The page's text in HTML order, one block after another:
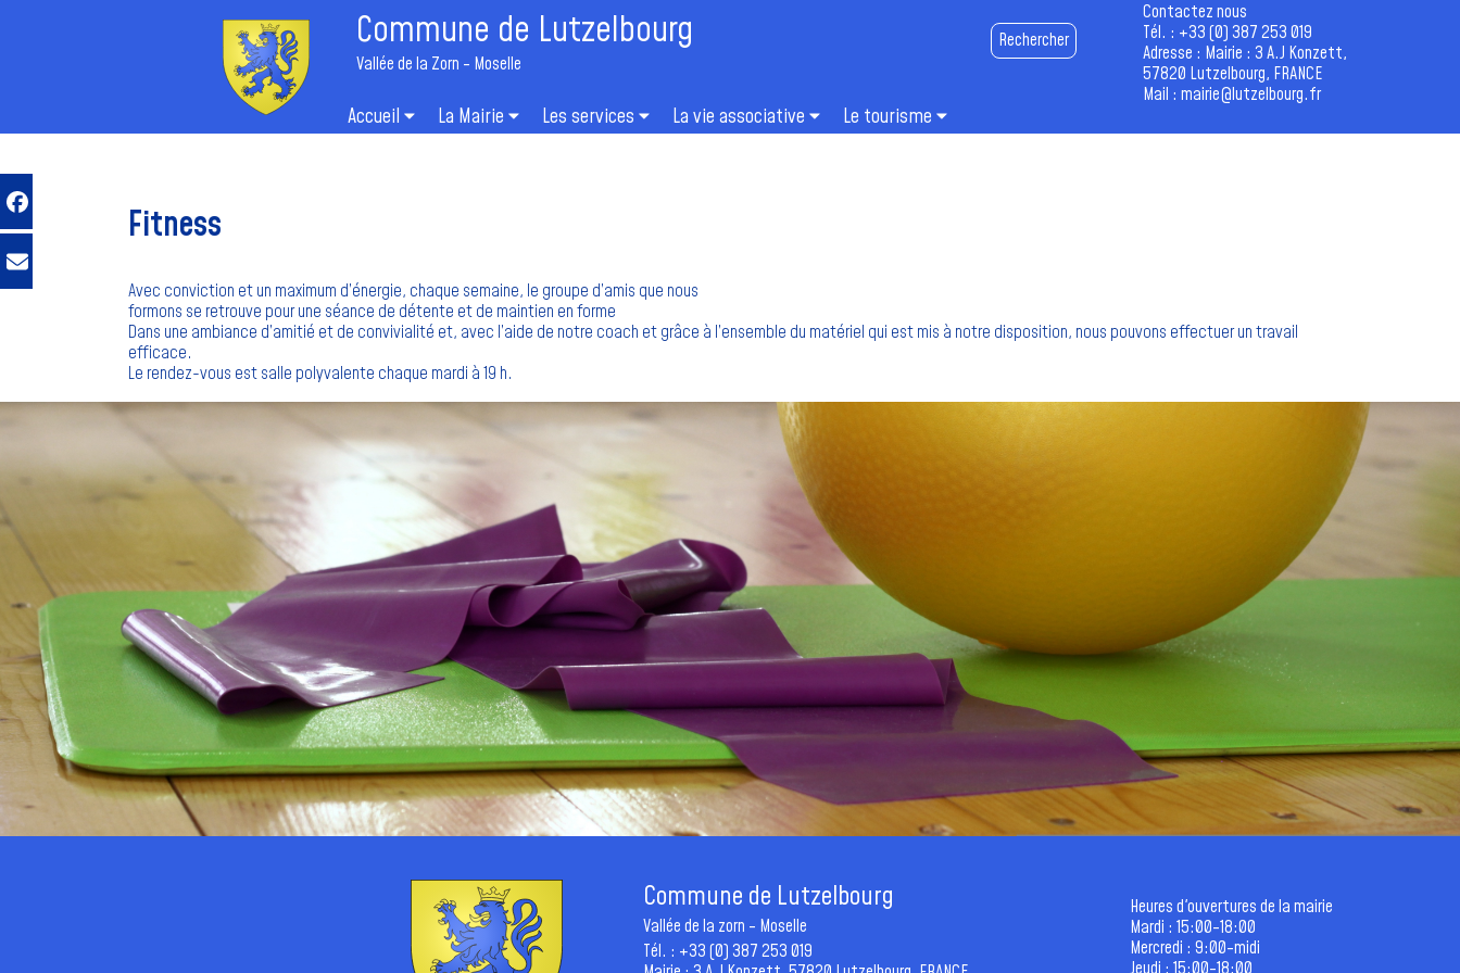
Commune de Lutzelbourg
Vallée de la Zorn - Moselle
Rechercher
Accueil La Mairie Les services La vie associative Le tourisme
Contactez nous
Tél. : +33 (0) 387 253 019
Adresse : Mairie : 3 A.J Konzett,
57820 Lutzelbourg, FRANCE
Mail : mairie@lutzelbourg.fr
Fitness
Avec conviction et un maximum d’énergie, chaque semaine, le groupe d’amis que nous
formons se retrouve pour une séance de détente et de maintien en forme
Dans une ambiance d’amitié et de convivialité et, avec l’aide de notre coach et grâce à l’ensemble du matériel qui est mis à notre disposition, nous pouvons effectuer un travail
efficace.
Le rendez-vous est salle polyvalente chaque mardi à 19 h.
Commune de Lutzelbourg
Vallée de la zorn - Moselle
Tél. : +33 (0) 387 253 019
Heures d'ouvertures de la mairie
Mardi : 15:00-18:00
Mercredi : 9:00-midi